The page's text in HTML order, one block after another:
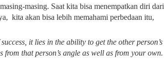
masing. Saat kita bisa menempatkan diri dari
kita akan bisa lebih memahami perbedaan itu,
it lies in the ability to get the other person’s
from that person’s angle as well as from your own.